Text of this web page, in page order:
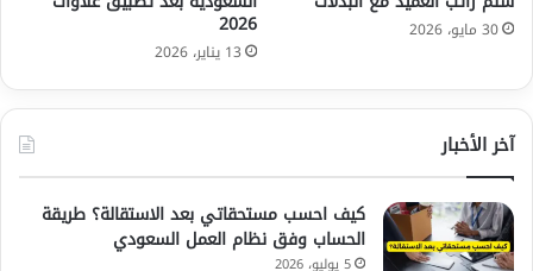
30 مايو، 2026 2026
13 يناير، 2026
آخر الأخبار
كيف احسب مستحقاتي بعد الاستقالة؟ طريقة
الحساب وفق نظام العمل السعودي
5 يوليو، 2026